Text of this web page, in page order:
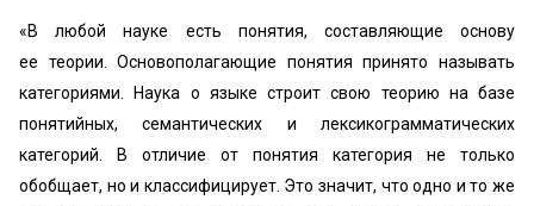
«В любой науке есть понятия, составляющие основу
ее теории. Основополагающие понятия принято называть
категориями. Наука о языке строит свою теорию на базе
понятийных, семантических и лексикограмматических
категорий. В отличие от понятия категория не только
обобщает, но и классифицирует. Это значит, что одно и то же